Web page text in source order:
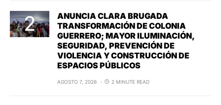
ANUNCIA CLARA BRUGADA
TRANSFORMACIÓN DE COLONIA
GUERRERO; MAYOR ILUMINACIÓN,
SEGURIDAD, PREVENCIÓN DE
VIOLENCIA Y CONSTRUCCIÓN DE
ESPACIOS PÚBLICOS
AGOSTO 7, 2026 2 MINUTE READ